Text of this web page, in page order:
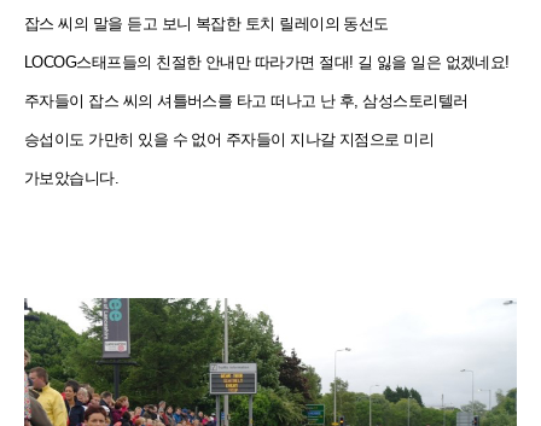
잡스 씨의 말을 듣고 보니 복잡한 토치 릴레이의 동선도
LOCOG스태프들의 친절한 안내만 따라가면 절대! 길 잃을 일은 없겠네요!
주자들이 잡스 씨의 셔틀버스를 타고 떠나고 난 후, 삼성스토리텔러
승섭이도 가만히 있을 수 없어 주자들이 지나갈 지점으로 미리
가보았습니다.